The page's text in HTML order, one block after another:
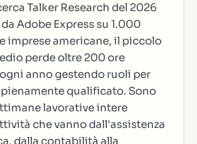
Talker Research del 2026
Adobe Express su 1.000
imprese americane, il piccolo
perde oltre 200 ore
anno gestendo ruoli per
qualificato. Sono
lavorative intere
che vanno dall'assistenza
dalla contabilità alla